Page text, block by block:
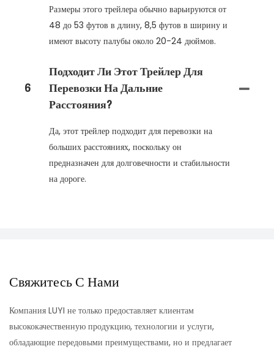
Размеры этого трейлера обычно варьируются от
48 до 53 футов в длину, 8,5 футов в ширину и
имеют высоту палубы около 20-24 дюймов.
6
Подходит Ли Этот Трейлер Для
Перевозки На Дальние
Расстояния?
Да, этот трейлер подходит для перевозки на
больших расстояниях, поскольку он
предназначен для долговечности и стабильности
на дороге.
Свяжитесь С Нами
Компания LUYI не только предоставляет клиентам
высококачественную продукцию, технологии и услуги,
обладающие передовыми преимуществами, но и предлагает